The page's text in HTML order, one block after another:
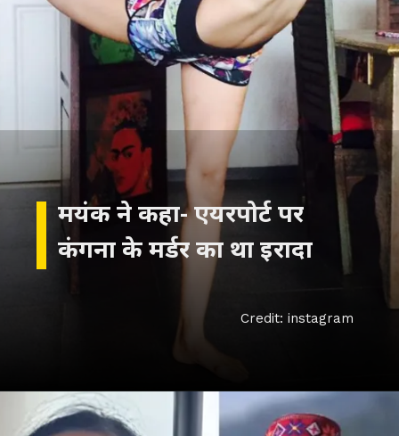
मयंक ने कहा- एयरपोर्ट पर
कंगना के मर्डर का था इरादा
Credit: instagram